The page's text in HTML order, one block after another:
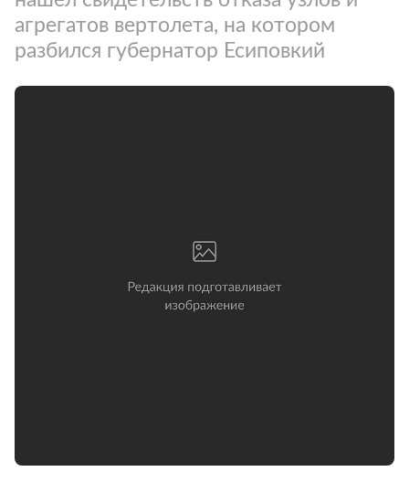
агрегатов вертолета, на котором
разбился губернатор Есиповкий